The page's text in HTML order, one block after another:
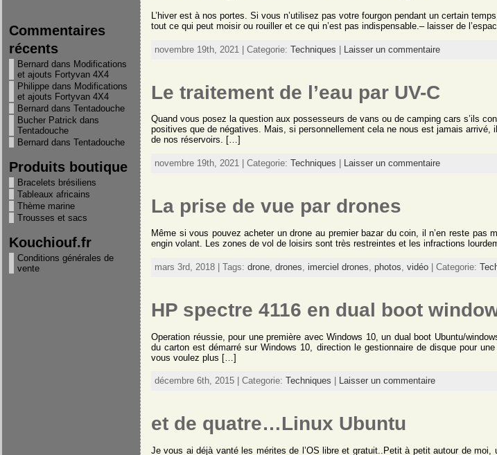
tue toute l'humanité"
-Extrait du coran-
"Je ne suis pas d'accord
avec ce que vous dites mais
je me battrais pour que
vous puissiez le dire"
-Voltaire-
silence n'auront fait autant
de bruit"
"12 balles pour un hebdo
de 4 pages c'est un peu
"Tuer des gens au nom d'un
Commentaires
récents
Bernard dans Modifications
et ajouts Fortyvan 4X4
Philippe dans Modifications
et ajouts Fortyvan 4X4
Bernard dans Tentadouche
Bucher Patrick dans
Tentadouche
Bernard dans Tentadouche
Produits boutique
Bracelets brésiliens
Tableaux africains
Thème marine
Trousses et sacs
Kouchiouf.fr
Conditions générales de
vente
L’hiver est à nos portes. Si vous n’utilisez pas votre fourgon pendant un certain
tout ce qui peut moisir ou rouiller et ce qui n’est pas indispensable.– laisser de
novembre 19th, 2021 | Categorie: Techniques | Laisser un commentaire
Le traitement de l’eau par UV-C
Quand vous posez la question aux possesseurs de vans ou de camping cars s’ils
positives que de négatives. Mais, si personnellement cela ne nous est jamais arrivé,
de nos réservoirs. […]
novembre 19th, 2021 | Categorie: Techniques Laisser un commentaire
La prise de vue par drones
Même si vous pouvez acheter un drone au premier bazar du coin, il n’en reste
engin volant. Les zones de vol de loisirs sont très restreintes et les infractions
mars 3rd, 2018 | Tags: drone drones imerciel drones photos vidéo | Categorie:
HP spectre 4116 en dual boot
Operation réussie, pour une première avec Windows 10, un dual boot Ubuntu/
du carton est démarré sur Windows 10, direction le gestionnaire de disque pour
vous voulez plus […]
décembre 6th, 2015 | Categorie: Techniques Laisser un commentaire
et de quatre…Linux Ubuntu
Je vous ai déjà vanté les mérites de l’OS libre et gratuit..Petit à petit autour de moi,